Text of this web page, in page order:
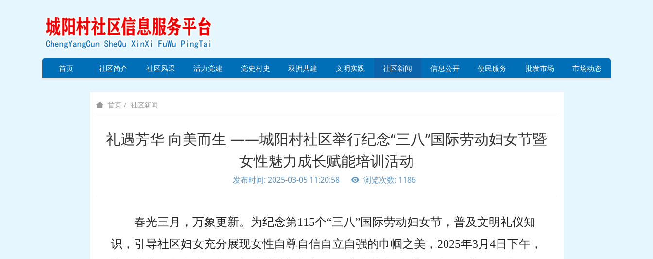
首页 社区简介 社区风采 活力党建 党史村史 双拥共建 文明实践 社区新闻 信息公开 便民服务 批发市场 市场动态
首页 社区新闻
礼遇芳华 向美而生 ——城阳村社区举行纪念“三八”国际劳动妇女节暨
女性魅力成长赋能培训活动
发布时间: 2025-03-05 11:20:58 浏览次数: 1186
春光三月，万象更新。为纪念第115个“三八”国际劳动妇女节， 普及文明礼仪知
识 ，引导社区妇女充分展现女性自尊自信自立自强的巾帼之美， 2025年3月4日下午，